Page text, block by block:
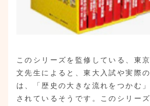
このシリーズを監修している、東
文先生によると、東大入試や実際
は、「歴史の大きな流れをつかむ
されているそうです。このシリー